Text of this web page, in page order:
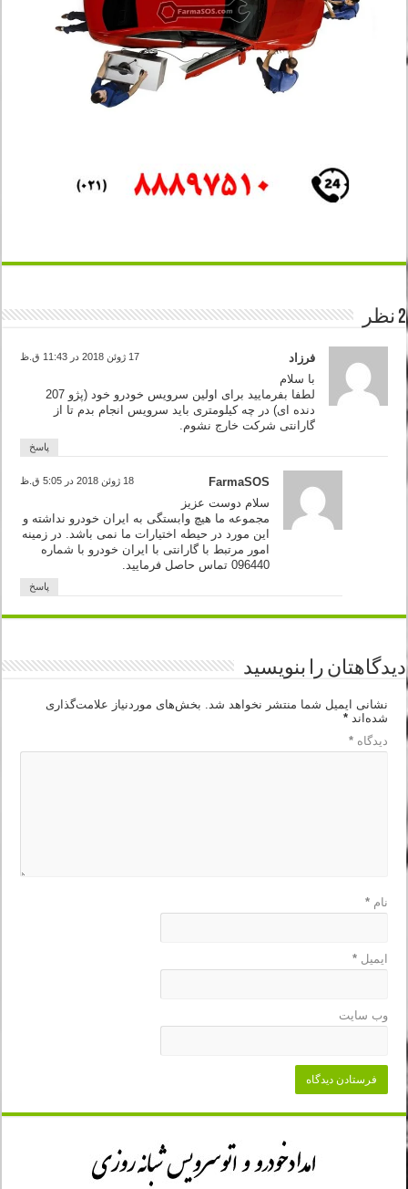
2 نظر
فرزاد 17 ژوئن 2018 در 11:43 ق.ظ
با سلام
لطفا بفرمایید برای اولین سرویس خودرو خود (پژو 207
دنده ای) در چه کیلومتری باید سرویس انجام بدم تا از
گارانتی شرکت خارج نشوم.
پاسخ
FarmaSOS 18 ژوئن 2018 در 5:05 ق.ظ
سلام دوست عزیز
مجموعه ما هیچ وابستگی به ایران خودرو نداشته و
این مورد در حیطه اختیارات ما نمی باشد. در زمینه
امور مرتبط با گارانتی با ایران خودرو با شماره
096440 تماس حاصل فرمایید.
پاسخ
دیدگاهتان را بنویسید
نشانی ایمیل شما منتشر نخواهد شد. بخش‌های موردنیاز علامت‌گذاری
شده‌اند*
دیدگاه*
نام*
ایمیل*
وب‌ سایت